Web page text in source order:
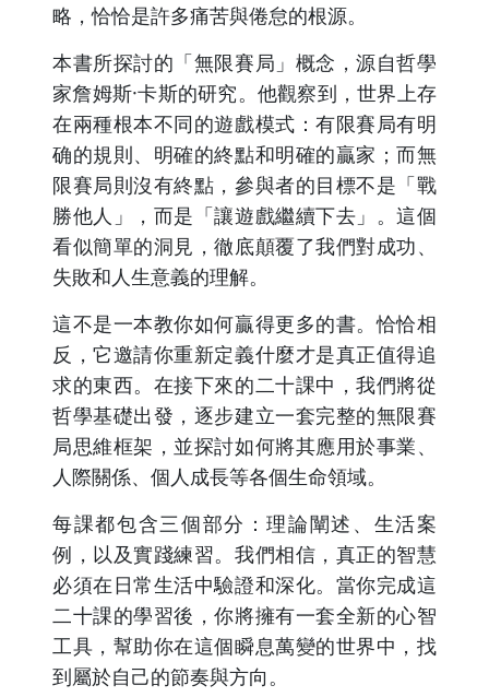
略，恰恰是許多痛苦與倦怠的根源。
本書所探討的「無限賽局」概念，源自哲學
家詹姆斯·卡斯的研究。他觀察到，世界上存
在兩種根本不同的遊戲模式：有限賽局有明
确的規則、明確的終點和明確的贏家；而無
限賽局則沒有終點，參與者的目標不是「戰
勝他人」，而是「讓遊戲繼續下去」。這個
看似簡單的洞見，徹底顛覆了我們對成功、
失敗和人生意義的理解。
這不是一本教你如何贏得更多的書。恰恰相
反，它邀請你重新定義什麼才是真正值得追
求的東西。在接下來的二十課中，我們將從
哲學基礎出發，逐步建立一套完整的無限賽
局思維框架，並探討如何將其應用於事業、
人際關係、個人成長等各個生命領域。
每課都包含三個部分：理論闡述、生活案
例，以及實踐練習。我們相信，真正的智慧
必須在日常生活中驗證和深化。當你完成這
二十課的學習後，你將擁有一套全新的心智
工具，幫助你在這個瞬息萬變的世界中，找
到屬於自己的節奏與方向。